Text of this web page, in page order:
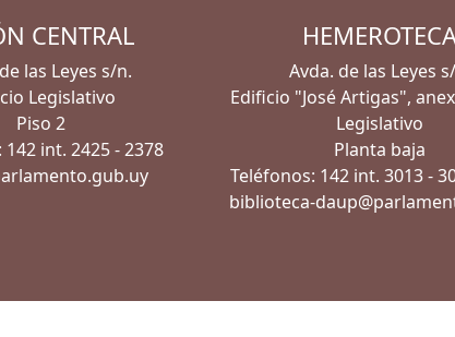
CENTRAL
las Leyes s/n.
Legislativo
Piso 2
int. 2425 - 2378
Avda. de las Leyes
Edificio "José Artigas",
Legislativo
Planta baja
Teléfonos: 142 int. 3013 -
biblioteca-